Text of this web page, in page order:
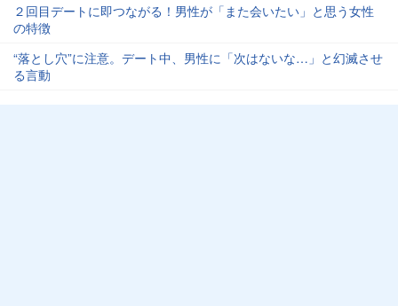
２回目デートに即つながる！男性が「また会いたい」と思う女性
の特徴
“落とし穴”に注意。デート中、男性に「次はないな…」と幻滅させ
る言動